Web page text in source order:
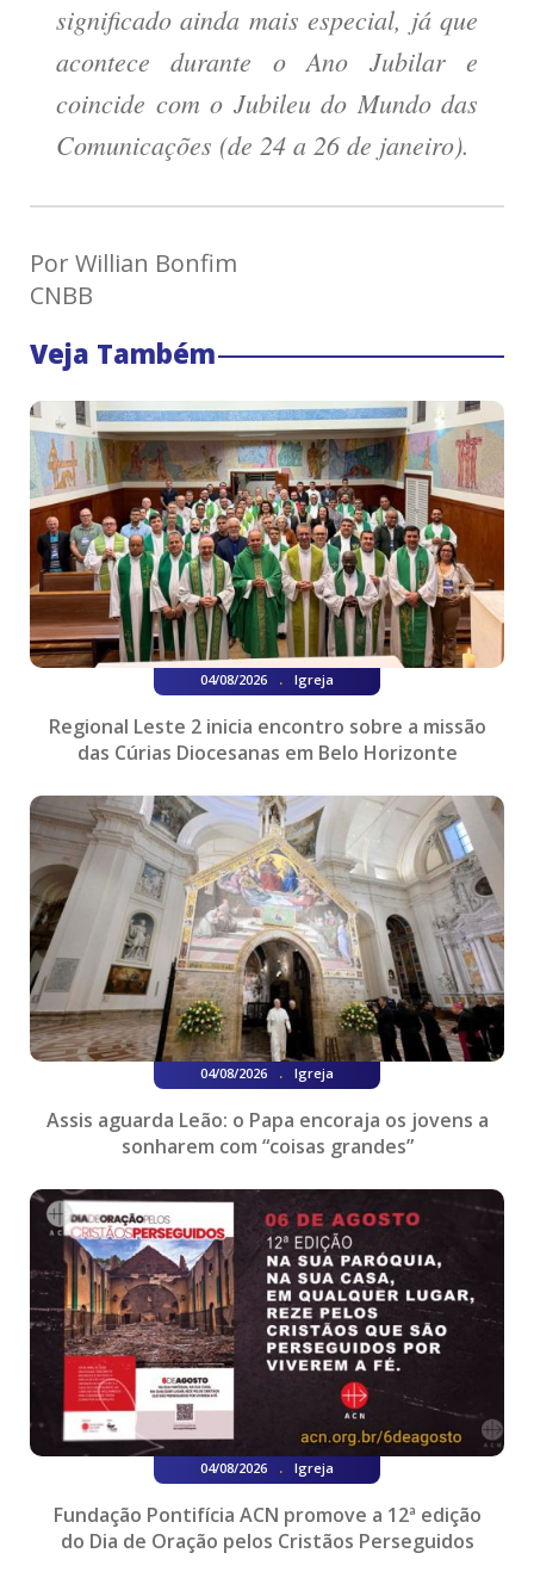
significado ainda mais especial, já que
acontece durante o Ano Jubilar e
coincide com o Jubileu do Mundo das
Comunicações (de 24 a 26 de janeiro).
Por Willian Bonfim
CNBB
Veja Também
04/08/2026 . Igreja
Regional Leste 2 inicia encontro sobre a missão
das Cúrias Diocesanas em Belo Horizonte
04/08/2026 . Igreja
Assis aguarda Leão: o Papa encoraja os jovens a
sonharem com “coisas grandes”
04/08/2026 . Igreja
Fundação Pontifícia ACN promove a 12ª edição
do Dia de Oração pelos Cristãos Perseguidos